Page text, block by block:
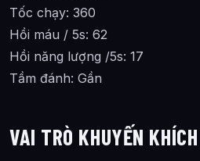
Tốc chạy: 360
Hồi máu / 5s: 62
Hồi năng lượng /5s: 17
Tầm đánh: Gần
VAI TRÒ KHUYẾN